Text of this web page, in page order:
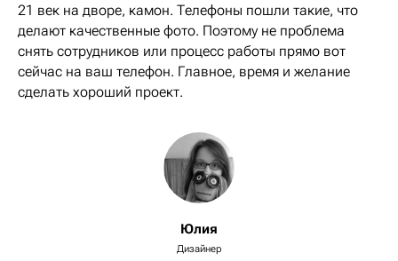
21 век на дворе, камон. Телефоны пошли такие, что
делают качественные фото. Поэтому не проблема
снять сотрудников или процесс работы прямо вот
сейчас на ваш телефон. Главное, время и желание
сделать хороший проект.
Юлия
Дизайнер